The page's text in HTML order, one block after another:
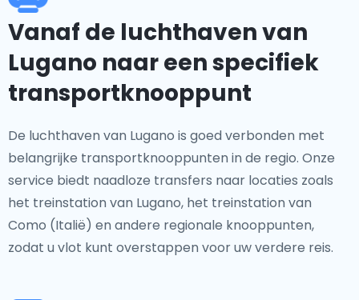
Vanaf de luchthaven van
Lugano naar een specifiek
transportknooppunt
De luchthaven van Lugano is goed verbonden met
belangrijke transportknooppunten in de regio. Onze
service biedt naadloze transfers naar locaties zoals
het treinstation van Lugano, het treinstation van
Como (Italië) en andere regionale knooppunten,
zodat u vlot kunt overstappen voor uw verdere reis.